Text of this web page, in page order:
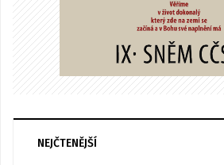
NEJČTENĚJŠÍ